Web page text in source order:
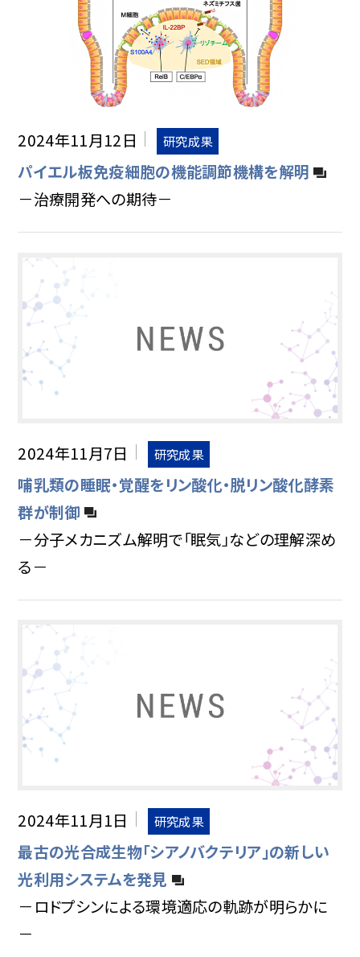
2024年11月12日 研究成果
パイエル板免疫細胞の機能調節機構を解明
－治療開発への期待－
2024年11月7日 研究成果
哺乳類の睡眠・覚醒をリン酸化・脱リン酸化酵素
群が制御
－分子メカニズム解明で「眠気」などの理解深め
る－
2024年11月1日 研究成果
最古の光合成生物「シアノバクテリア」の新しい
光利用システムを発見
－ロドプシンによる環境適応の軌跡が明らかに
－